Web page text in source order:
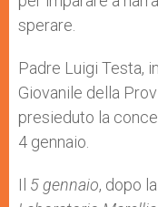
sperare.
Padre Luigi Testa,
Giovanile della
presieduto la
4 gennaio.
Il 5 gennaio, dopo